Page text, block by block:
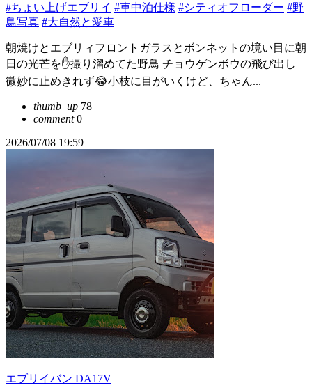
#ちょい上げエブリイ #車中泊仕様 #シティオフローダー #野
鳥写真 #大自然と愛車
朝焼けとエブリィフロントガラスとボンネットの境い目に朝
日の光芒を✋撮り溜めてた野鳥 チョウゲンボウの飛び出し
微妙に止めきれず😂小枝に目がいくけど、ちゃん...
thumb_up 78
comment0
2026/07/08 19:59
エブリイバン DA17V